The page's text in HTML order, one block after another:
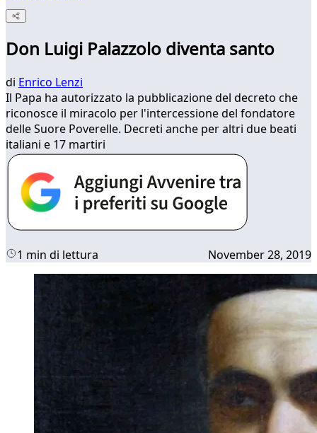
Don Luigi Palazzolo diventa santo
di Enrico Lenzi
Il Papa ha autorizzato la pubblicazione del decreto che
riconosce il miracolo per l'intercessione del fondatore
delle Suore Poverelle. Decreti anche per altri due beati
italiani e 17 martiri
1 min di lettura November 28, 2019